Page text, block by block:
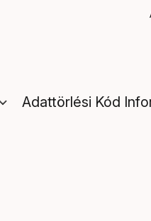
Adattörlési Kód